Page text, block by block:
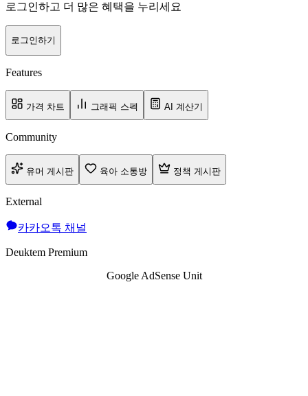
로그인하고 더 많은 혜택을 누리세요
로그인하기
Features
가격 차트 그래픽 스펙 AI 계산기
Community
유머 게시판 육아 소통방 정책 게시판
External
카카오톡 채널
Deuktem Premium
Google AdSense Unit